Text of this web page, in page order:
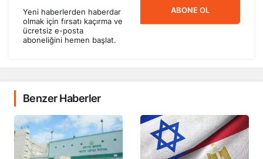
Yeni haberlerden haberdar
olmak için fırsatı kaçırma ve
ücretsiz e-posta
aboneliğini hemen başlat.
ABONE OL
Benzer Haberler